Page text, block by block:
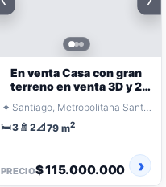
En venta Casa con gran
terreno en venta 3D y 2
⌖ Santiago, Metropolitana Santiago
🛏️3 🚿 2📐79 m2
PRECIO$ 115.000.000